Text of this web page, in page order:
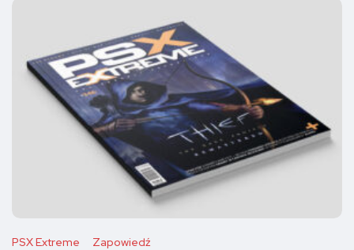
PSX Extreme Zapowiedź